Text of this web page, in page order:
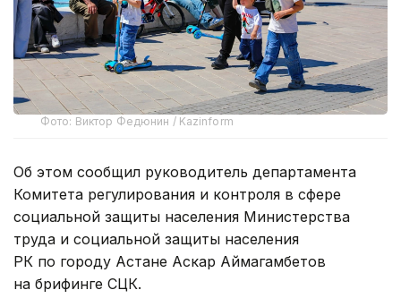
Фото: Виктор Федюнин / Kazinform
Об этом сообщил руководитель департамента
Комитета регулирования и контроля в сфере
социальной защиты населения Министерства
труда и социальной защиты населения
РК по городу Астане Аскар Аймагамбетов
на брифинге СЦК.